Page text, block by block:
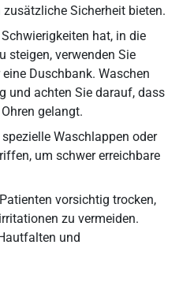
Sicherheit bieten.
hat, in die
steigen, verwenden Sie
Duschbank. Waschen
und achten Sie darauf, dass
gelangt.
Waschlappen oder
um schwer erreichbare
vorsichtig trocken,
zu vermeiden.
und